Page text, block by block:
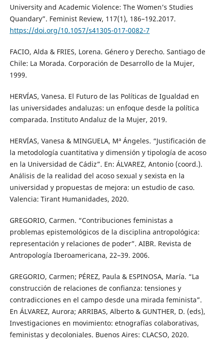
University and Academic Violence: The Women’s Studies
Quandary”. Feminist Review, 117(1), 186–192.2017.
https://doi.org/10.1057/s41305-017-0082-7
FACIO, Alda & FRIES, Lorena. Género y Derecho. Santiago de
Chile: La Morada. Corporación de Desarrollo de la Mujer,
1999.
HERVÍAS, Vanesa. El Futuro de las Políticas de Igualdad en
las universidades andaluzas: un enfoque desde la política
comparada. Instituto Andaluz de la Mujer, 2019.
HERVÍAS, Vanesa & MINGUELA, Mª Ángeles. “Justificación de
la metodología cuantitativa y dimensión y tipología de acoso
en la Universidad de Cádiz”. En: ÁLVAREZ, Antonio (coord.).
Análisis de la realidad del acoso sexual y sexista en la
universidad y propuestas de mejora: un estudio de caso.
Valencia: Tirant Humanidades, 2020.
GREGORIO, Carmen. “Contribuciones feministas a
problemas epistemológicos de la disciplina antropológica:
representación y relaciones de poder”. AIBR. Revista de
Antropología Iberoamericana, 22–39. 2006.
GREGORIO, Carmen; PÉREZ, Paula & ESPINOSA, María. “La
construcción de relaciones de confianza: tensiones y
contradicciones en el campo desde una mirada feminista”.
En ÁLVAREZ, Aurora; ARRIBAS, Alberto & GUNTHER, D. (eds),
Investigaciones en movimiento: etnografías colaborativas,
feministas y decoloniales. Buenos Aires: CLACSO, 2020.